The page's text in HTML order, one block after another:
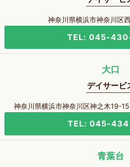
神奈川県横浜市神奈川区
TEL: 045-
大口
デイサービ
神奈川県横浜市神奈川区神之木19-
TEL: 045-
青葉台